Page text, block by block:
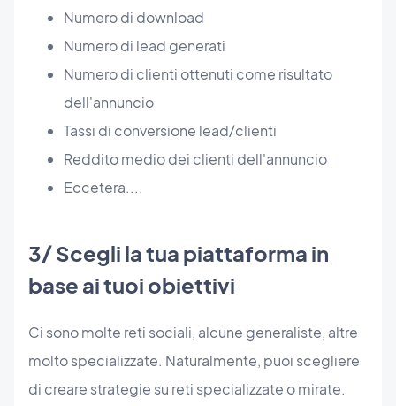
Numero di download
Numero di lead generati
Numero di clienti ottenuti come risultato
dell'annuncio
Tassi di conversione lead/clienti
Reddito medio dei clienti dell'annuncio
Eccetera....
3/ Scegli la tua piattaforma in
base ai tuoi obiettivi
Ci sono molte reti sociali, alcune generaliste, altre
molto specializzate. Naturalmente, puoi scegliere
di creare strategie su reti specializzate o mirate.